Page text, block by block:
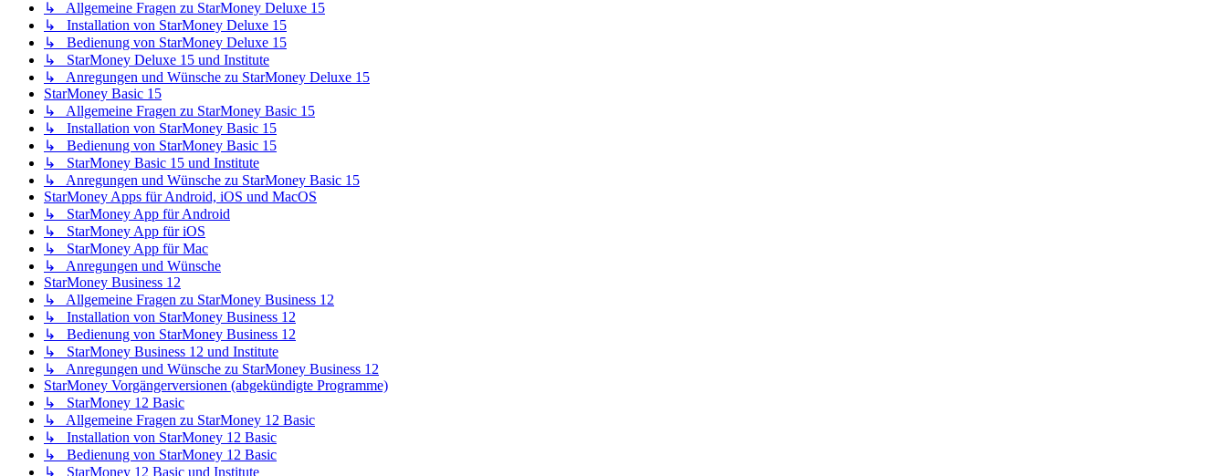
↳ Allgemeine Fragen zu StarMoney Deluxe 15
↳ Installation von StarMoney Deluxe 15
↳ Bedienung von StarMoney Deluxe 15
↳ StarMoney Deluxe 15 und Institute
↳ Anregungen und Wünsche zu StarMoney Deluxe 15
StarMoney Basic 15
↳ Allgemeine Fragen zu StarMoney Basic 15
↳ Installation von StarMoney Basic 15
↳ Bedienung von StarMoney Basic 15
↳ StarMoney Basic 15 und Institute
↳ Anregungen und Wünsche zu StarMoney Basic 15
StarMoney Apps für Android, iOS und MacOS
↳ StarMoney App für Android
↳ StarMoney App für iOS
↳ StarMoney App für Mac
↳ Anregungen und Wünsche
StarMoney Business 12
↳ Allgemeine Fragen zu StarMoney Business 12
↳ Installation von StarMoney Business 12
↳ Bedienung von StarMoney Business 12
↳ StarMoney Business 12 und Institute
↳ Anregungen und Wünsche zu StarMoney Business 12
StarMoney Vorgängerversionen (abgekündigte Programme)
↳ StarMoney 12 Basic
↳ Allgemeine Fragen zu StarMoney 12 Basic
↳ Installation von StarMoney 12 Basic
↳ Bedienung von StarMoney 12 Basic
↳ StarMoney 12 Basic und Institute